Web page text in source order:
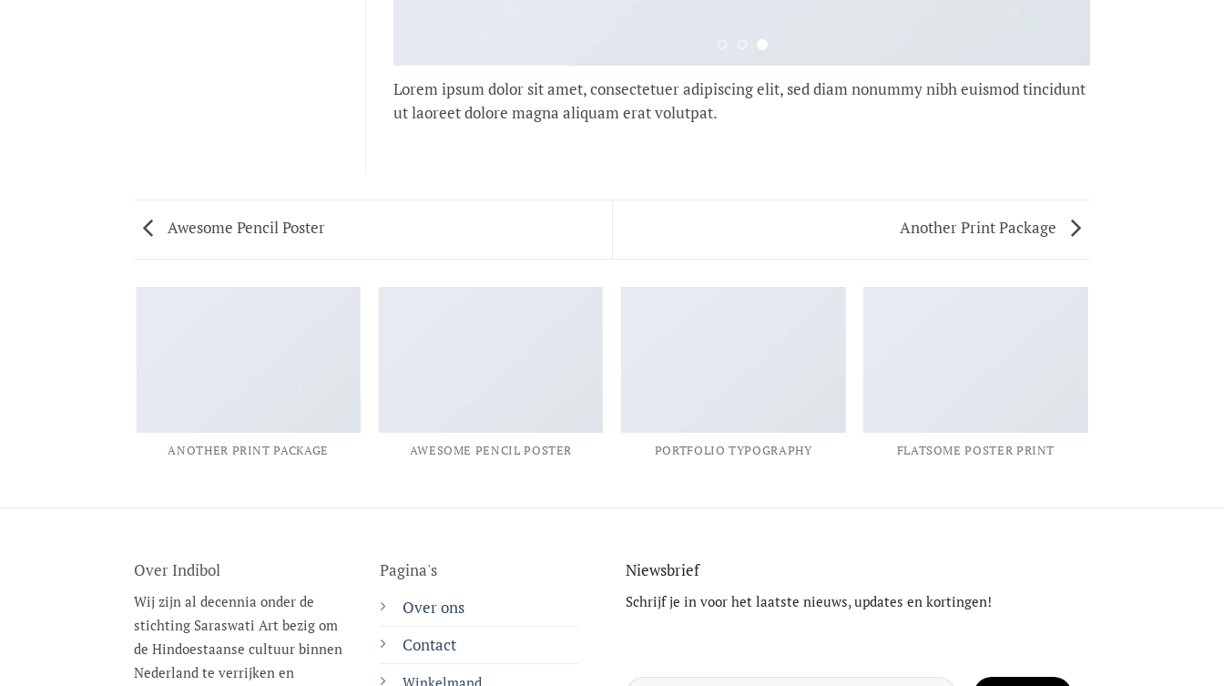
Lorem ipsum dolor sit amet, consectetuer adipiscing elit, sed diam nonummy nibh euismod tincidunt
ut laoreet dolore magna aliquam erat volutpat.
Awesome Pencil Poster Another Print Package
ANOTHER PRINT PACKAGE AWESOME PENCIL POSTER PORTFOLIO TYPOGRAPHY FLATSOME POSTER PRINT
Over Indibol
Wij zijn al decennia onder de
stichting Saraswati Art bezig om
de Hindoestaanse cultuur binnen
Nederland te verrijken en
Pagina's
Over ons
Contact
Niewsbrief
Schrijf je in voor het laatste nieuws, updates en kortingen!